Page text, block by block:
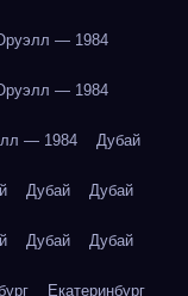
— 1984
— 1984
— 1984 Дубай
Дубай Дубай
Дубай Дубай
Екатеринбург